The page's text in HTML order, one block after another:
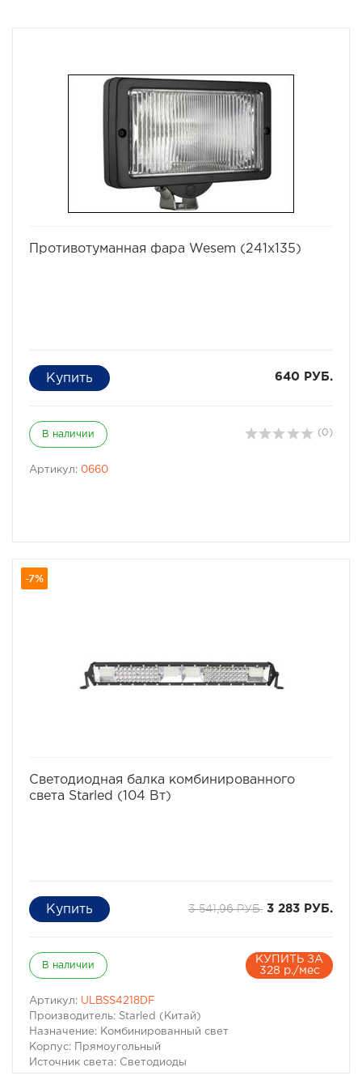
Противотуманная фара Wesem (241х135)
640 РУБ.
В наличии (0)
Артикул: 0660
-7%
Светодиодная балка комбинированного
света Starled (104 Вт)
3 541,96 РУБ. 3 283 РУБ.
В наличии
КУПИТЬ ЗА
328 р./мес
Артикул: ULBSS4218DF
Производитель: Starled (Китай)
Назначение: Комбинированный свет
Корпус: Прямоугольный
Источник света: Светодиоды